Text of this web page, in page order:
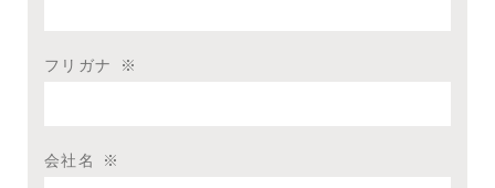
フリガナ ※
会社名 ※